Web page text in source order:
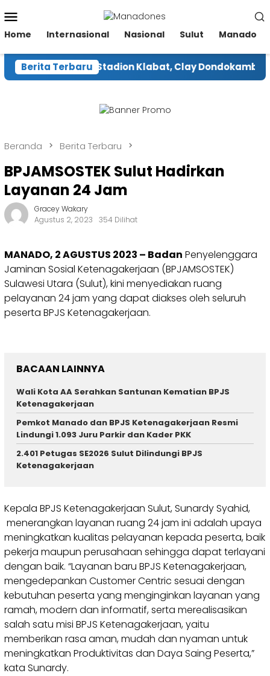
ke
kontenMobile
Home Internasional Nasional Sulut Manado
Berita Terbaru
Renovasi Stadion Klabat, Clay Dondokambey
Beranda Berita Terbaru
BPJAMSOSTEK Sulut Hadirkan
Layanan 24 Jam
Gracey Wakary
Agustus 2, 2023
354 Dilihat
MANADO, 2 AGUSTUS 2023 – Badan Penyelenggara
Jaminan Sosial Ketenagakerjaan (BPJAMSOSTEK)
Sulawesi Utara (Sulut), kini menyediakan ruang
pelayanan 24 jam yang dapat diakses oleh seluruh
peserta BPJS Ketenagakerjaan.
BACAAN LAINNYA
Wali Kota AA Serahkan Santunan Kematian BPJS
Ketenagakerjaan
Pemkot Manado dan BPJS Ketenagakerjaan Resmi
Lindungi 1.093 Juru Parkir dan Kader PKK
2.401 Petugas SE2026 Sulut Dilindungi BPJS
Ketenagakerjaan
Kepala BPJS Ketenagakerjaan Sulut, Sunardy Syahid,
menerangkan layanan ruang 24 jam ini adalah upaya
meningkatkan kualitas pelayanan kepada peserta, baik
pekerja maupun perusahaan sehingga dapat terlayani
dengan baik. “Layanan baru BPJS Ketenagakerjaan,
mengedepankan Customer Centric sesuai dengan
kebutuhan peserta yang menginginkan layanan yang
ramah, modern dan informatif, serta merealisasikan
salah satu misi BPJS Ketenagakerjaan, yaitu
memberikan rasa aman, mudah dan nyaman untuk
meningkatkan Produktivitas dan Daya Saing Peserta,”
kata Sunardy.